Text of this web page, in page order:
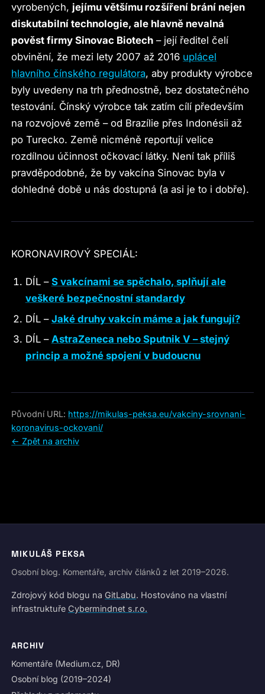
vyrobených, jejímu většímu rozšíření brání nejen
diskutabilní technologie, ale hlavně nevalná
pověst firmy Sinovac Biotech – její ředitel čelí
obvinění, že mezi lety 2007 až 2016 uplácel
hlavního čínského regulátora, aby produkty výrobce
byly uvedeny na trh přednostně, bez dostatečného
testování. Čínský výrobce tak zatím cílí především
na rozvojové země – od Brazílie přes Indonésii až
po Turecko. Země nicméně reportují velice
rozdílnou účinnost očkovací látky. Není tak příliš
pravděpodobné, že by vakcína Sinovac byla v
dohledné době u nás dostupná (a asi je to i dobře).
KORONAVIROVÝ SPECIÁL:
DÍL – S vakcínami se spěchalo, splňují ale
veškeré bezpečnostní standardy
DÍL – Jaké druhy vakcín máme a jak fungují?
DÍL – AstraZeneca nebo Sputnik V – stejný
princip a možné spojení v budoucnu
Původní URL: https://mikulas-peksa.eu/vakciny-srovnani-
koronavirus-ockovani/
← Zpět na archiv
MIKULÁŠ PEKSA
Osobní blog. Komentáře, archiv článků z let 2019–2026.
Zdrojový kód blogu na GitLabu. Hostováno na vlastní
infrastruktuře Cybermindnet s.r.o.
ARCHIV
Komentáře (Medium.cz, DR)
Osobní blog (2019–2024)